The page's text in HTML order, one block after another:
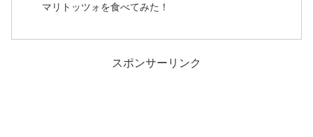
マリトッツォを食べてみた！
スポンサーリンク